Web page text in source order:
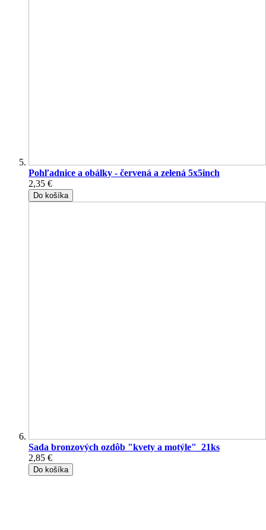
Pohľadnice a obálky - červená a zelená 5x5inch
2,35 €
Do košíka
Sada bronzových ozdôb "kvety a motýle"_21ks
2,85 €
Do košíka